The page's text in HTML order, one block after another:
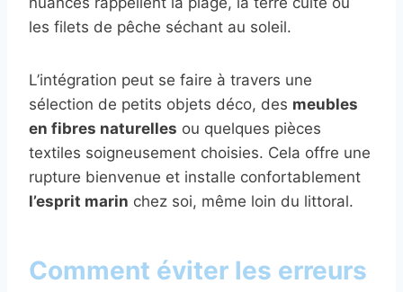
les filets de pêche séchant au soleil.
L’intégration peut se faire à travers une
sélection de petits objets déco, des meubles
en fibres naturelles ou quelques pièces
textiles soigneusement choisies. Cela offre une
rupture bienvenue et installe confortablement
l’esprit marin chez soi, même loin du littoral.
Comment éviter les erreurs